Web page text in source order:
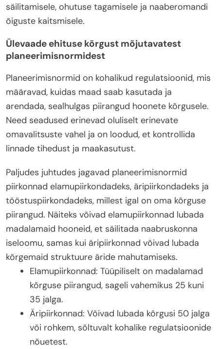
säilitamisele, ohutuse tagamisele ja naaberomandi
õiguste kaitsmisele.
Ülevaade ehituse kõrgust mõjutavatest
planeerimisnormidest
Planeerimisnormid on kohalikud regulatsioonid, mis
määravad, kuidas maad saab kasutada ja
arendada, sealhulgas piirangud hoonete kõrgusele.
Need seadused erinevad oluliselt erinevate
omavalitsuste vahel ja on loodud, et kontrollida
linnade tihedust ja maakasutust.
Paljudes juhtudes jagavad planeerimisnormid
piirkonnad elamupiirkondadeks, äripiirkondadeks ja
tööstuspiirkondadeks, millest igal on oma kõrguse
piirangud. Näiteks võivad elamupiirkonnad lubada
madalamaid hooneid, et säilitada naabruskonna
iseloomu, samas kui äripiirkonnad võivad lubada
kõrgemaid struktuure äride mahutamiseks.
Elamupiirkonnad: Tüüpiliselt on madalamad
kõrguse piirangud, sageli vahemikus 25 kuni
35 jalga.
Äripiirkonnad: Võivad lubada kõrgusi 50 jalga
või rohkem, sõltuvalt kohalike regulatsioonide
nõuetest.